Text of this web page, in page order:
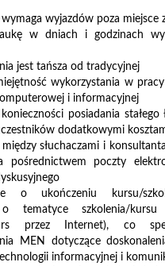
wyjazdów poza miejsce
w dniach i godzinach
jest tańsza od tradycyjnej
wykorzystania w
i informacyjnej
posiadania stałego
dodatkowymi
słuchaczami i
pośrednictwem poczty
o ukończeniu kursu/
o tematyce szkolenia/
przez Internet), co
MEN dotyczące
informacyjnej i